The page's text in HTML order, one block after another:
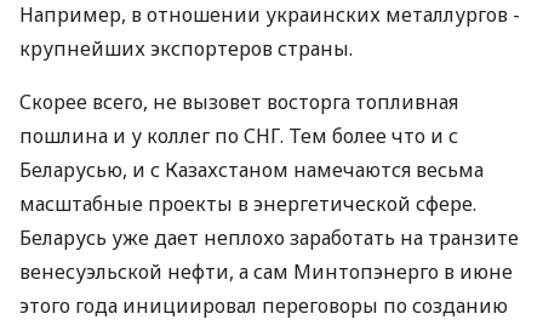
Например, в отношении украинских металлургов -
крупнейших экспортеров страны.
Скорее всего, не вызовет восторга топливная
пошлина и у коллег по СНГ. Тем более что и с
Беларусью, и с Казахстаном намечаются весьма
масштабные проекты в энергетической сфере.
Беларусь уже дает неплохо заработать на транзите
венесуэльской нефти, а сам Минтопэнерго в июне
этого года инициировал переговоры по созданию